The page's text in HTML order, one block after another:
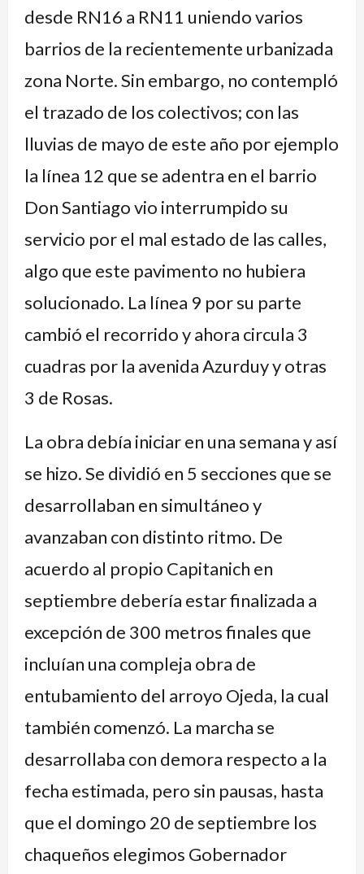
desde RN16 a RN11 uniendo varios
barrios de la recientemente urbanizada
zona Norte. Sin embargo, no contempló
el trazado de los colectivos; con las
lluvias de mayo de este año por ejemplo
la línea 12 que se adentra en el barrio
Don Santiago vio interrumpido su
servicio por el mal estado de las calles,
algo que este pavimento no hubiera
solucionado. La línea 9 por su parte
cambió el recorrido y ahora circula 3
cuadras por la avenida Azurduy y otras
3 de Rosas.
La obra debía iniciar en una semana y así
se hizo. Se dividió en 5 secciones que se
desarrollaban en simultáneo y
avanzaban con distinto ritmo. De
acuerdo al propio Capitanich en
septiembre debería estar finalizada a
excepción de 300 metros finales que
incluían una compleja obra de
entubamiento del arroyo Ojeda, la cual
también comenzó. La marcha se
desarrollaba con demora respecto a la
fecha estimada, pero sin pausas, hasta
que el domingo 20 de septiembre los
chaqueños elegimos Gobernador